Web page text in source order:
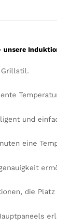
unsere
Grillstil.
und
eine
die Platz